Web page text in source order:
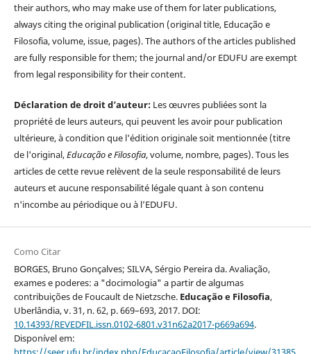
their authors, who may make use of them for later publications,
always citing the original publication (original title, Educação e
Filosofia, volume, issue, pages). The authors of the articles published
are fully responsible for them; the journal and/or EDUFU are exempt
from legal responsibility for their content.
Déclaration de droit d’auteur: Les œuvres publiées sont la
propriété de leurs auteurs, qui peuvent les avoir pour publication
ultérieure, à condition que l'édition originale soit mentionnée (titre
de l'original,Educação e Filosofia, volume, nombre, pages). Tous les
articles de cette revue relèvent de la seule responsabilité de leurs
auteurs et aucune responsabilité légale quant à son contenu
n'incombe au périodique ou à l’EDUFU.
Como Citar
BORGES, Bruno Gonçalves; SILVA, Sérgio Pereira da. Avaliação,
exames e poderes: a "docimologia" a partir de algumas
contribuições de Foucault de Nietzsche. Educação e Filosofia,
Uberlândia, v. 31, n. 62, p. 669–693, 2017. DOI:
10.14393/REVEDFIL.issn.0102-6801.v31n62a2017-p669a694.
Disponível em: